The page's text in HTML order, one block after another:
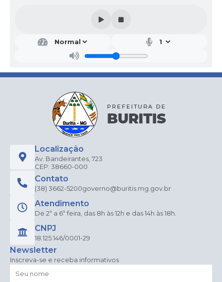
etar
pal
ecida
Teix
eira
Silva
Localização
Av. Bandeirantes, 723
CEP: 38660-000
Contato
(38) 3662-5200governo@buritis.mg.gov.br
Atendimento
De 2ª a 6ª feira, das 8h às 12h e das 14h às 18h.
CNPJ
18.125.146/0001-29
Newsletter
Inscreva-se e receba informativos